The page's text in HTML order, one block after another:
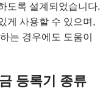
도록 설계되었습니다.
게 사용할 수 있으며,
는 경우에도 도움이
등록기 종류